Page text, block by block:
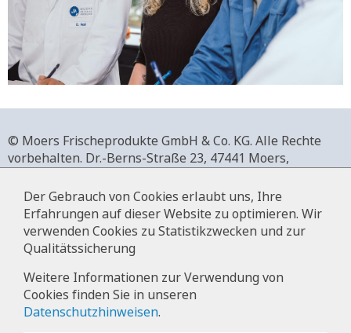
© Moers Frischeprodukte GmbH & Co. KG. Alle Rechte
vorbehalten. Dr.-Berns-Straße 23, 47441 Moers,
+49 2841 911-0,www.moers-frischeprodukte.de
Impressum
Datenschutz
Der Gebrauch von Cookies erlaubt uns, Ihre
Erfahrungen auf dieser Website zu optimieren. Wir
verwenden Cookies zu Statistikzwecken und zur
Qualitätssicherung
Weitere Informationen zur Verwendung von
Cookies finden Sie in unseren
Datenschutzhinweisen.